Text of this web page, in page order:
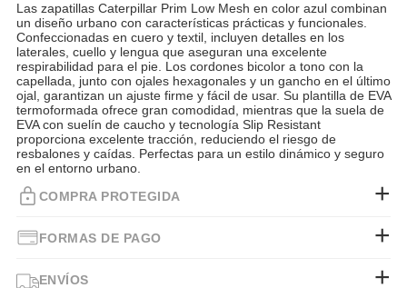
Las zapatillas Caterpillar Prim Low Mesh en color azul combinan
un diseño urbano con características prácticas y funcionales.
Confeccionadas en cuero y textil, incluyen detalles en los
laterales, cuello y lengua que aseguran una excelente
respirabilidad para el pie. Los cordones bicolor a tono con la
capellada, junto con ojales hexagonales y un gancho en el último
ojal, garantizan un ajuste firme y fácil de usar. Su plantilla de EVA
termoformada ofrece gran comodidad, mientras que la suela de
EVA con suelín de caucho y tecnología Slip Resistant
proporciona excelente tracción, reduciendo el riesgo de
resbalones y caídas. Perfectas para un estilo dinámico y seguro
en el entorno urbano.
COMPRA PROTEGIDA
FORMAS DE PAGO
ENVÍOS